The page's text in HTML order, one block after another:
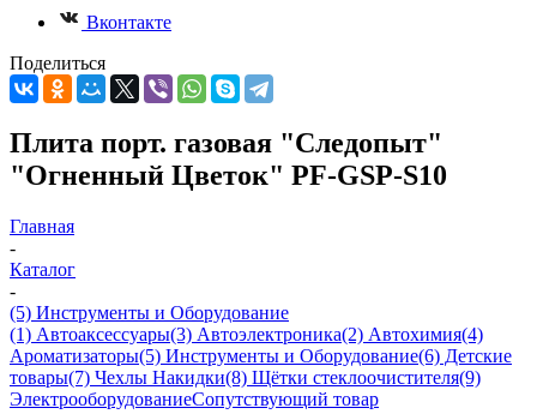
Вконтакте
Поделиться
Плита порт. газовая "Следопыт"
"Огненный Цветок" PF-GSP-S10
Главная
-
Каталог
-
(5) Инструменты и Оборудование
(1) Автоаксессуары(3) Автоэлектроника(2) Автохимия(4)
Ароматизаторы(5) Инструменты и Оборудование(6) Детские
товары(7) Чехлы Накидки(8) Щётки стеклоочистителя(9)
ЭлектрооборудованиеСопутствующий товар